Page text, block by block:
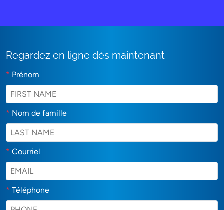
Regardez en ligne dès maintenant
* Prénom
* Nom de famille
* Courriel
* Téléphone